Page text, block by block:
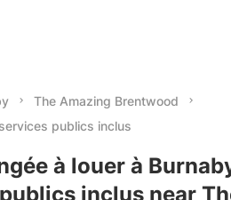
The Amazing Brentwood
publics inclus
à louer à
inclus near